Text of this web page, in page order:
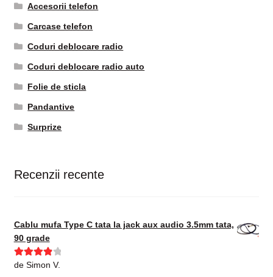
Accesorii telefon
Carcase telefon
Coduri deblocare radio
Coduri deblocare radio auto
Folie de sticla
Pandantive
Surprize
Recenzii recente
Cablu mufa Type C tata la jack aux audio 3.5mm tata,
90 grade
Evaluat la
de Simon V.